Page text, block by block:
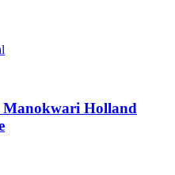
Manokwari Holland